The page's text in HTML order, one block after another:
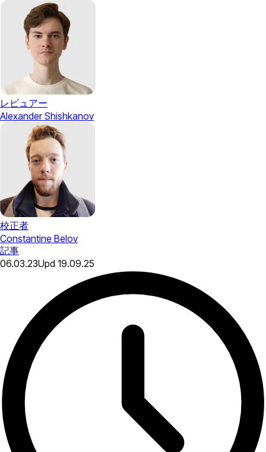
レビュアー
Alexander Shishkanov
校正者
Constantine Belov
記事
06.03.23Upd 19.09.25